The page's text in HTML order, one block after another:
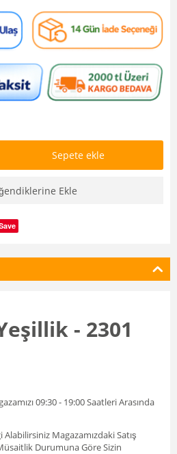
Sepete ekle
Ekle
- 2301
09:30 - 19:00 Saatleri Arasında
Alabilirsiniz Magazamızdaki Satış
Durumuna Göre Sizin